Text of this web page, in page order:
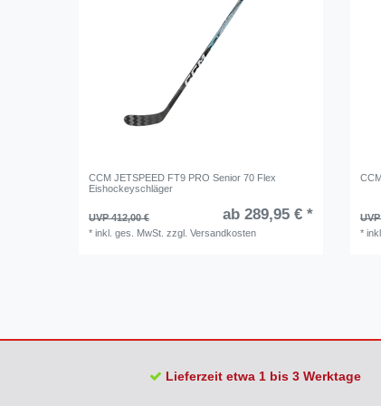
CCM JETSPEED FT9 PRO Senior 70 Flex
Eishockeyschläger
UVP 412,00 € ab 289,95 € *
*inkl. ges. MwSt. zzgl.Versandkosten *
Lieferzeit etwa 1 bis 3 Werktage